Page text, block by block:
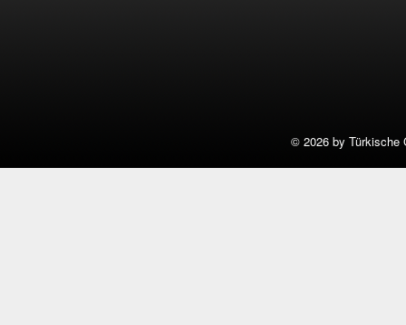
© 2026 by Türkische